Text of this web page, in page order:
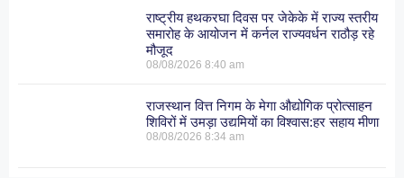
राष्ट्रीय हथकरघा दिवस पर जेकेके में राज्य स्तरीय
समारोह के आयोजन में कर्नल राज्यवर्धन राठौड़ रहे
मौजूद
08/08/20268:40 am
राजस्थान वित्त निगम के मेगा औद्योगिक प्रोत्साहन
शिविरों में उमड़ा उद्यमियों का विश्वास:हर सहाय मीणा
08/08/20268:34 am